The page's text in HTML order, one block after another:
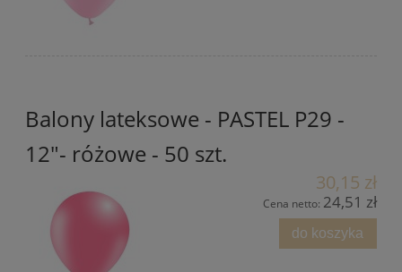
Balony lateksowe - PASTEL P29 -
12"- różowe - 50 szt.
30,15 zł
Cena netto: 24,51 zł
do koszyka